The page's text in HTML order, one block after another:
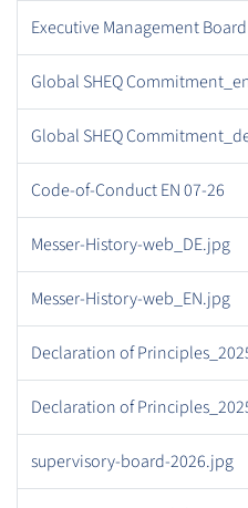
Executive Management Board
Global SHEQ
Global SHEQ
Code-of-Conduct EN 07-26
Messer-History-web_DE.jpg
Messer-History-web_EN.jpg
Declaration of
Declaration of
supervisory-board-2026.jpg